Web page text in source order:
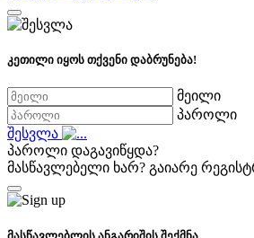
კეთილი იყოს თქვენი დაბრუნება!
მეილი
პაროლი
შესვლა
პაროლი დაგავიწყდა?
მასწავლებელი ხარ? გაიარე